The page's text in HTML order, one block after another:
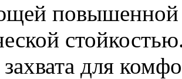
повышенной
для